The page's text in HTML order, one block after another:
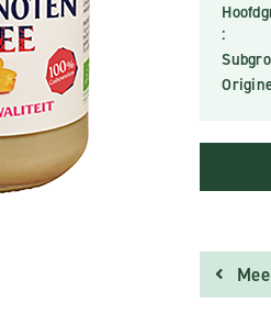
: